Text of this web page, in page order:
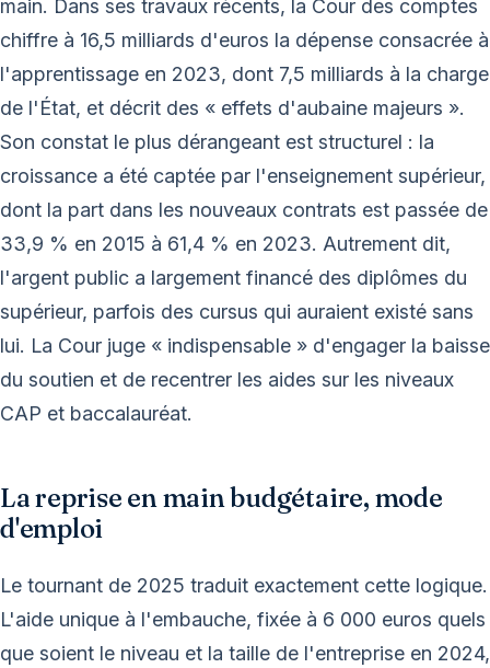
main. Dans ses travaux récents, la Cour des comptes
chiffre à 16,5 milliards d'euros la dépense consacrée à
l'apprentissage en 2023, dont 7,5 milliards à la charge
de l'État, et décrit des « effets d'aubaine majeurs ».
Son constat le plus dérangeant est structurel : la
croissance a été captée par l'enseignement supérieur,
dont la part dans les nouveaux contrats est passée de
33,9 % en 2015 à 61,4 % en 2023. Autrement dit,
l'argent public a largement financé des diplômes du
supérieur, parfois des cursus qui auraient existé sans
lui. La Cour juge « indispensable » d'engager la baisse
du soutien et de recentrer les aides sur les niveaux
CAP et baccalauréat.
La reprise en main budgétaire, mode
d'emploi
Le tournant de 2025 traduit exactement cette logique.
L'aide unique à l'embauche, fixée à 6 000 euros quels
que soient le niveau et la taille de l'entreprise en 2024,